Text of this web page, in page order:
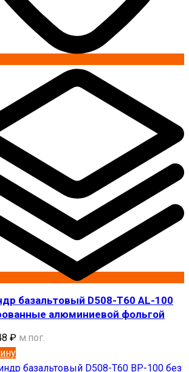
базальтовый D508-T60 AL-100
алюминиевой фольгой
₽ м.пог.